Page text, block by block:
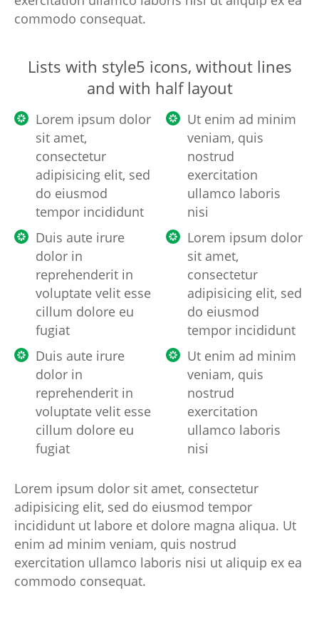
commodo consequat.
Lists with style5 icons, without lines
and with half layout
Lorem ipsum dolor
sit amet,
consectetur
adipisicing elit, sed
do eiusmod
tempor incididunt
Ut enim ad minim
veniam, quis
nostrud
exercitation
ullamco laboris
nisi
Duis aute irure
dolor in
reprehenderit in
voluptate velit esse
cillum dolore eu
fugiat
Lorem ipsum dolor
sit amet,
consectetur
adipisicing elit, sed
do eiusmod
tempor incididunt
Duis aute irure
dolor in
reprehenderit in
voluptate velit esse
cillum dolore eu
fugiat
Ut enim ad minim
veniam, quis
nostrud
exercitation
ullamco laboris
nisi
Lorem ipsum dolor sit amet, consectetur
adipisicing elit, sed do eiusmod tempor
incididunt ut labore et dolore magna aliqua. Ut
enim ad minim veniam, quis nostrud
exercitation ullamco laboris nisi ut aliquip ex ea
commodo consequat.